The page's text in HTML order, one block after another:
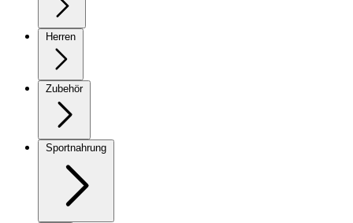
Herren
Zubehör
Sportnahrung